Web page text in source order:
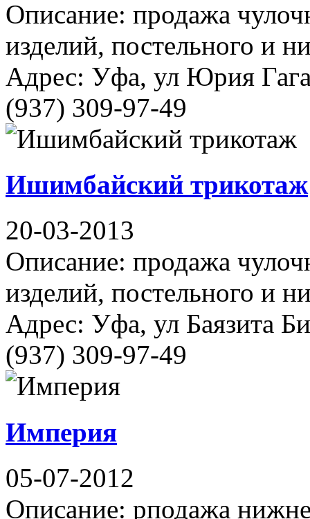
Описание: продажа
изделий, постельного и
Адрес: Уфа, ул Юрия
(937) 309-97-49
Ишимбайский трикотаж
20-03-2013
Описание: продажа
изделий, постельного и
Адрес: Уфа, ул Баязита
(937) 309-97-49
Империя
05-07-2012
Описание: рподажа